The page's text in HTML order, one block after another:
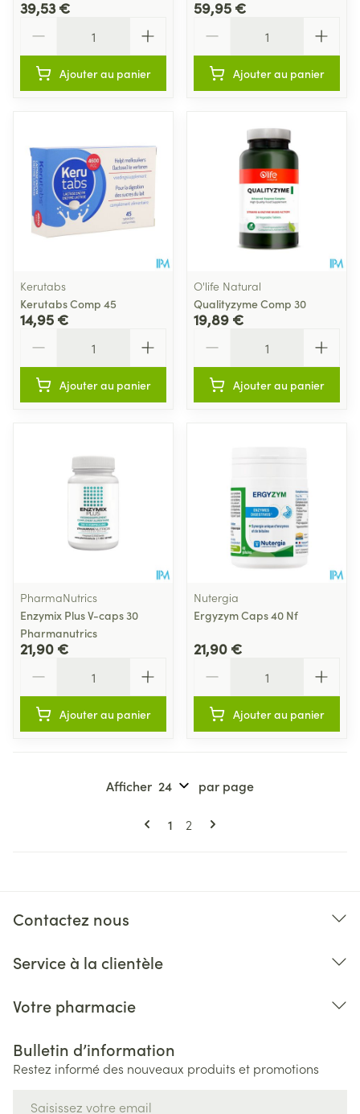
39,53 €
Ajouter au panier
59,95 €
Ajouter au panier
Kerutabs
Kerutabs Comp 45
14,95 €
Ajouter au panier
O'life Natural
Qualityzyme Comp 30
19,89 €
Ajouter au panier
PharmaNutrics
Enzymix Plus V-caps 30
Pharmanutrics
21,90 €
Ajouter au panier
Nutergia
Ergyzym Caps 40 Nf
21,90 €
Ajouter au panier
Pages
Vous lisez actuellement la page
1 Page
2
Afficher par page
Contactez nous
Service à la clientèle
Votre pharmacie
Bulletin d’information
Restez informé des nouveaux produits et promotions